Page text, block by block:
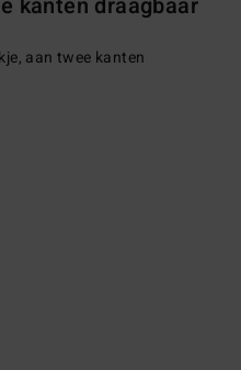
aan twee kanten